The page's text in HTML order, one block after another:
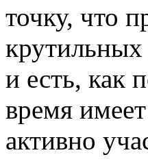
точку, что
и есть, как
время
активно